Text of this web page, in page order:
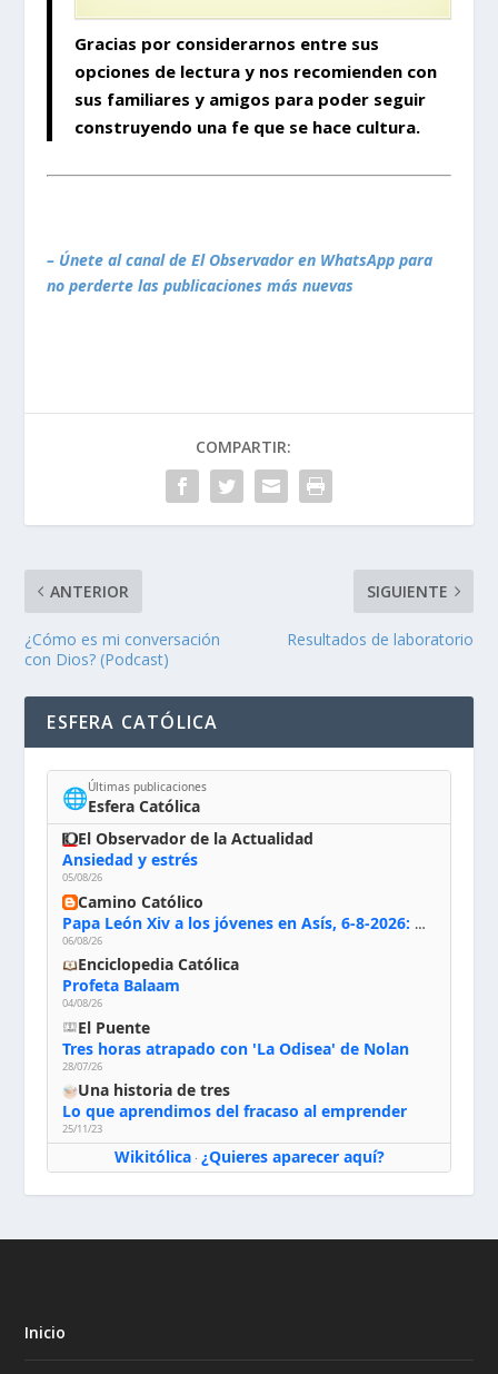
Gracias por considerarnos entre sus
opciones de lectura y nos recomienden con
sus familiares y amigos para poder seguir
construyendo una fe que se hace cultura.
– Únete al canal de El Observador en WhatsApp para
no perderte las publicaciones más nuevas
COMPARTIR:
ANTERIOR
¿Cómo es mi conversación
con Dios? (Podcast)
SIGUIENTE
Resultados de laboratorio
ESFERA CATÓLICA
🌐Últimas publicaciones
Esfera Católica
El Observador de la Actualidad
Ansiedad y estrés
05/08/26
Camino Católico
Papa León Xiv a los jóvenes en Asís, 6-8-2026: «De san Francisco aprendan la radicalidad evangélica: no los vuelve ciegos ni violentos, sino sensibles, atentos, siempre en el seguimiento de Jesús, humildes y acogiendo a todos»
06/08/26
Enciclopedia Católica
Profeta Balaam
04/08/26
El Puente
Tres horas atrapado con 'La Odisea' de Nolan
28/07/26
Una historia de tres
Lo que aprendimos del fracaso al emprender
25/11/23
Wikitólica· ¿Quieres aparecer aquí?
Inicio